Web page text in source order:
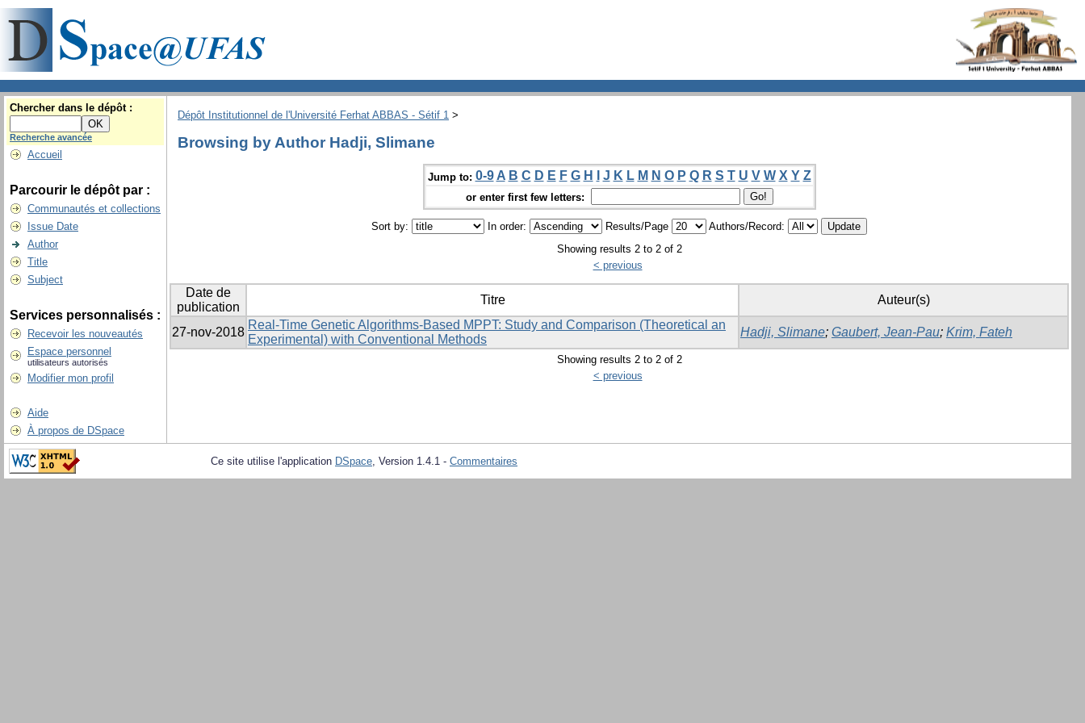
Chercher dans le dépôt :
Recherche avancée
Accueil
Parcourir le dépôt par :
Communautés et collections
Issue Date
Author
Title
Subject
Services personnalisés :
Recevoir les nouveautés
Espace personnel
utilisateurs autorisés
Modifier mon profil
Aide
À propos de DSpace
Dépôt Institutionnel de l'Université Ferhat ABBAS - Sétif 1 >
Browsing by Author Hadji, Slimane
Jump to: 0-9 A B C D E F G H J K L M N O P Q R S T U V W X Y Z
or enter first few letters:
Sort by: In order: Results/Page
Authors/Record:
Showing results 2 to 2 of 2
< previous
Date de
publication
Titre Auteur(s)
27-nov-2018
Real-Time Genetic Algorithms-Based MPPT: Study and Comparison (Theoretical an
Experimental) with Conventional Methods
Hadji, Slimane; Gaubert, Jean-Pau; Krim, Fateh
Showing results 2 to 2 of 2
< previous
Ce site utilise l'application DSpace, Version 1.4.1 - Commentaires